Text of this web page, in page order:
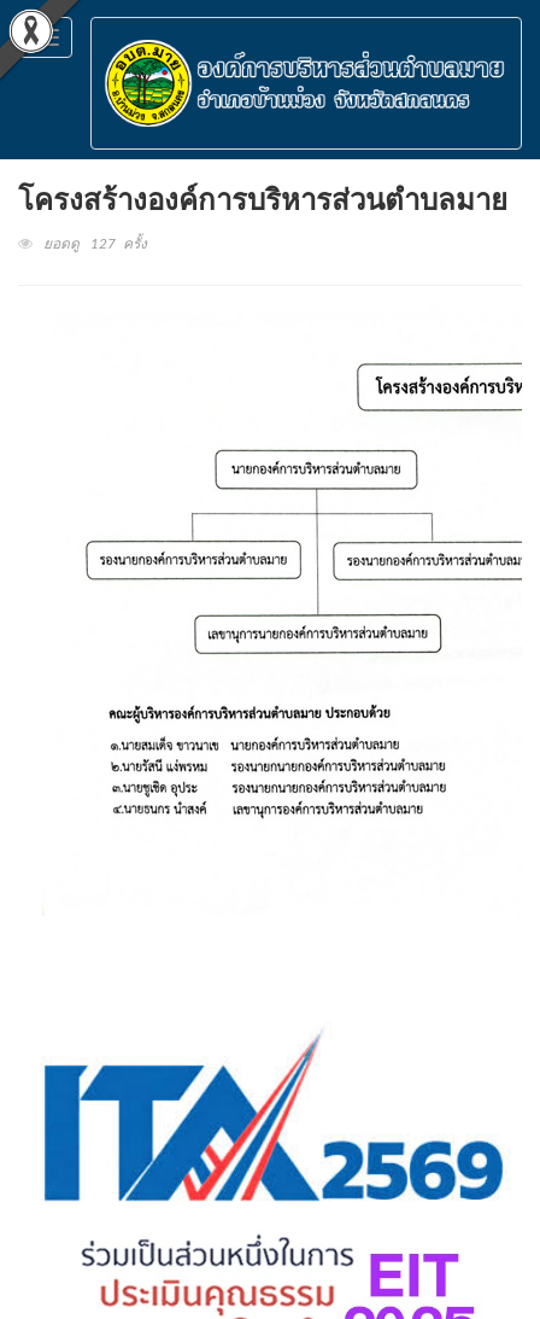
Toggle
navigation
โครงสร้างองค์การบริหารส่วนตำบลมาย
ยอดดู 127 ครั้ง